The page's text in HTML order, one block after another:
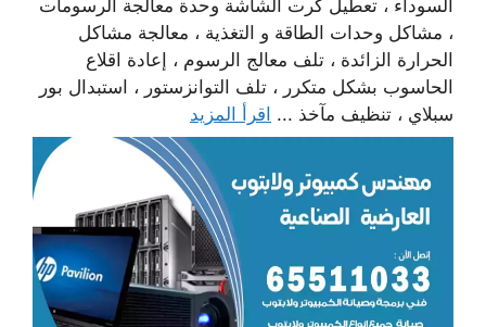
السوداء ، تعطيل كرت الشاشة وحدة معالجة الرسومات
، مشاكل وحدات الطاقة و التغذية ، معالجة مشاكل
الحرارة الزائدة ، تلف معالج الرسوم ، إعادة اقلاع
الحاسوب بشكل متكرر ، تلف التوانزستور ، استبدال بور
سبلاي ، تنظيف مآخذ ... اقرأ المزيد